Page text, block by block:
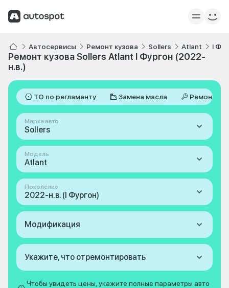
Автосервисы Ремонт кузова Sollers Atlant I
Ремонт кузова Sollers Atlant I Фургон (2022-
н.в.)
ТО по регламенту Замена масла Ремонт
Марка авто
Sollers
Модель
Atlant
Поколение
2022-н.в. (I Фургон)
Модификация
Укажите, что отремонтировать
Чтобы увидеть цены, укажите полные параметры авто